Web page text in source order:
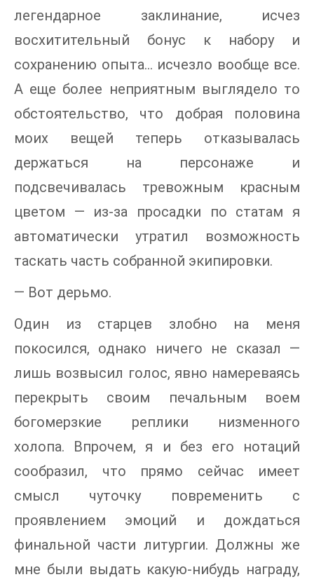
легендарное заклинание, исчез
восхитительный бонус к набору и
сохранению опыта… исчезло вообще все.
А еще более неприятным выглядело то
обстоятельство, что добрая половина
моих вещей теперь отказывалась
держаться на персонаже и
подсвечивалась тревожным красным
цветом — из-за просадки по статам я
автоматически утратил возможность
таскать часть собранной экипировки.
— Вот дерьмо.
Один из старцев злобно на меня
покосился, однако ничего не сказал —
лишь возвысил голос, явно намереваясь
перекрыть своим печальным воем
богомерзкие реплики низменного
холопа. Впрочем, я и без его нотаций
сообразил, что прямо сейчас имеет
смысл чуточку повременить с
проявлением эмоций и дождаться
финальной части литургии. Должны же
мне были выдать какую-нибудь награду,